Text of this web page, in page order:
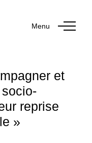
Menu
et
reprise
»